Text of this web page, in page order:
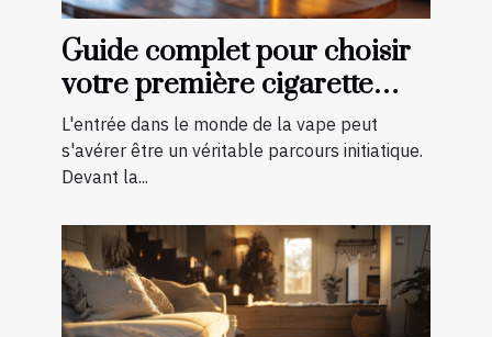
Guide complet pour choisir
votre première cigarette
électronique
L'entrée dans le monde de la vape peut
s'avérer être un véritable parcours initiatique.
Devant la...